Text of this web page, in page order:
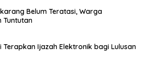
Belum Teratasi, Warga
Tuntutan
Terapkan Ijazah Elektronik bagi Lulusan